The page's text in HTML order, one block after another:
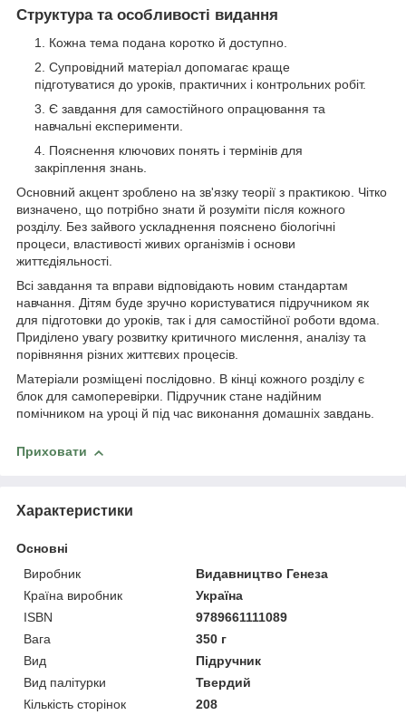
Структура та особливості видання
Кожна тема подана коротко й доступно.
Супровідний матеріал допомагає краще
підготуватися до уроків, практичних і контрольних робіт.
Є завдання для самостійного опрацювання та
навчальні експерименти.
Пояснення ключових понять і термінів для
закріплення знань.
Основний акцент зроблено на зв'язку теорії з практикою. Чітко
визначено, що потрібно знати й розуміти після кожного
розділу. Без зайвого ускладнення пояснено біологічні
процеси, властивості живих організмів і основи
життєдіяльності.
Всі завдання та вправи відповідають новим стандартам
навчання. Дітям буде зручно користуватися підручником як
для підготовки до уроків, так і для самостійної роботи вдома.
Приділено увагу розвитку критичного мислення, аналізу та
порівняння різних життєвих процесів.
Матеріали розміщені послідовно. В кінці кожного розділу є
блок для самоперевірки. Підручник стане надійним
помічником на уроці й під час виконання домашніх завдань.
Приховати
Характеристики
Основні
Виробник
Видавництво Генеза
Країна виробник
Україна
ISBN
9789661111089
Вага
350 г
Вид
Підручник
Вид палітурки
Твердий
Кількість сторінок
208